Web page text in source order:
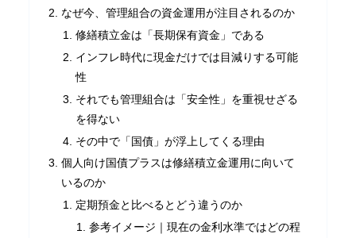
なぜ今、管理組合の資金運用が注目されるのか
修繕積立金は「長期保有資金」である
インフレ時代に現金だけでは目減りする可能
性
それでも管理組合は「安全性」を重視せざる
を得ない
その中で「国債」が浮上してくる理由
個人向け国債プラスは修繕積立金運用に向いて
いるのか
定期預金と比べるとどう違うのか
参考イメージ｜現在の金利水準ではどの程